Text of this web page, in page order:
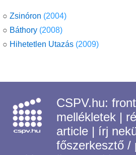
○ Zsinóron (2004)
○ Báthory (2008)
○ Hihetetlen Utazás (2009)
CSPV.hu:
mellékletek |
article | írj
főszerkesztő